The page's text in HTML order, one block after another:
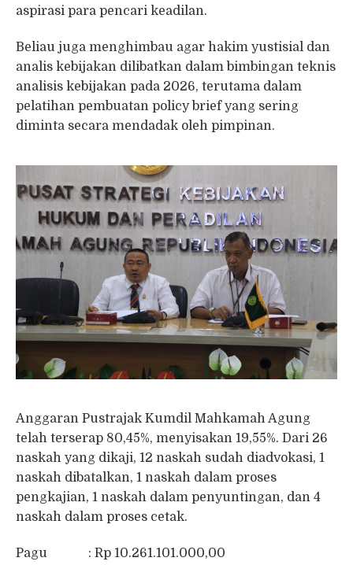
aspirasi para pencari keadilan.
Beliau juga menghimbau agar hakim yustisial dan
analis kebijakan dilibatkan dalam bimbingan teknis
analisis kebijakan pada 2026, terutama dalam
pelatihan pembuatan policy brief yang sering
diminta secara mendadak oleh pimpinan.
Anggaran Pustrajak Kumdil Mahkamah Agung
telah terserap 80,45%, menyisakan 19,55%. Dari 26
naskah yang dikaji, 12 naskah sudah diadvokasi, 1
naskah dibatalkan, 1 naskah dalam proses
pengkajian, 1 naskah dalam penyuntingan, dan 4
naskah dalam proses cetak.
Pagu : Rp 10.261.101.000,00